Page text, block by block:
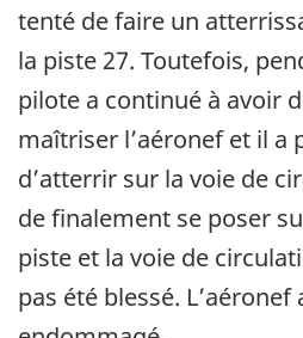
tenté de faire un
la piste 27. Toutefois,
pilote a continué à avoir
maîtriser l’aéronef et il a
d’atterrir sur la voie de
de finalement se poser
piste et la voie de
pas été blessé.